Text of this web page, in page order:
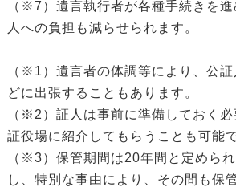
（※7）遺言執行者が各種手続きを
人への負担も減らせられます。
（※1）遺言者の体調等により、公
どに出張することもあります。
（※2）証人は事前に準備しておく
証役場に紹介してもらうことも可能で
（※3）保管期間は20年間と定めら
し、特別な事由により、その間も保